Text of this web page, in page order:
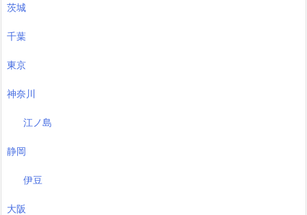
茨城
千葉
東京
神奈川
江ノ島
静岡
伊豆
大阪